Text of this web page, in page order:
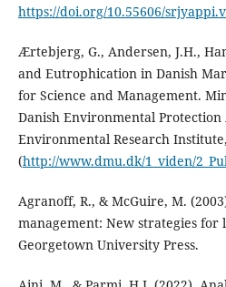
https://doi.org/10.55606/
Ærtebjerg, G., Andersen, J.H.,
and Eutrophication in Danish
for Science and Management.
Danish Environmental Protection
Environmental Research
(http://www.dmu.dk/1_viden/
Agranoff, R., & McGuire, M.
management: New strategies for
Georgetown University Press.